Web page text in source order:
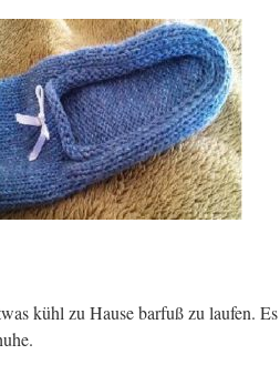
kühl zu Hause barfuß zu laufen.